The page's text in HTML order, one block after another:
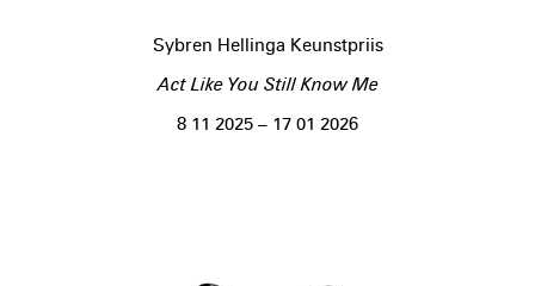
Sybren Hellinga Keunstpriis
Act Like You Still Know Me
8 11 2025 – 17 01 2026